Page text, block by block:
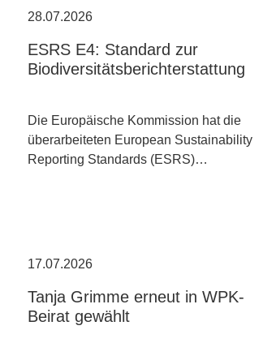
28.07.2026
ESRS E4: Standard zur
Biodiversitätsberichterstattung
Die Europäische Kommission hat die
überarbeiteten European Sustainability
Reporting Standards (ESRS)…
17.07.2026
Tanja Grimme erneut in WPK-
Beirat gewählt